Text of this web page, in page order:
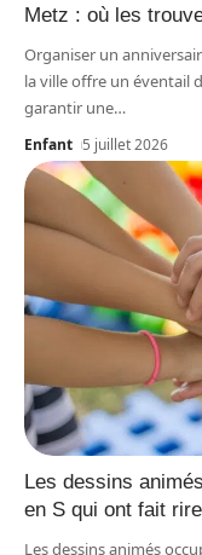
Metz : où les
Organiser un
la ville offre un éventail
garantir une…
Enfant 5 juillet 2026
Les dessins
en S qui ont fait
Les dessins animés